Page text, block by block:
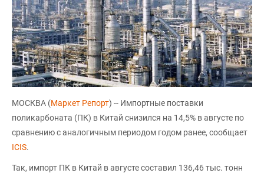
МОСКВА (Маркет Репорт) -- Импортные поставки
поликарбоната (ПК) в Китай снизился на 14,5% в августе по
сравнению с аналогичным периодом годом ранее, сообщает
ICIS.
Так, импорт ПК в Китай в августе составил 136,46 тыс. тонн